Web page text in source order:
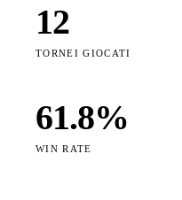
12
TORNEI GIOCATI
61.8%
WIN RATE